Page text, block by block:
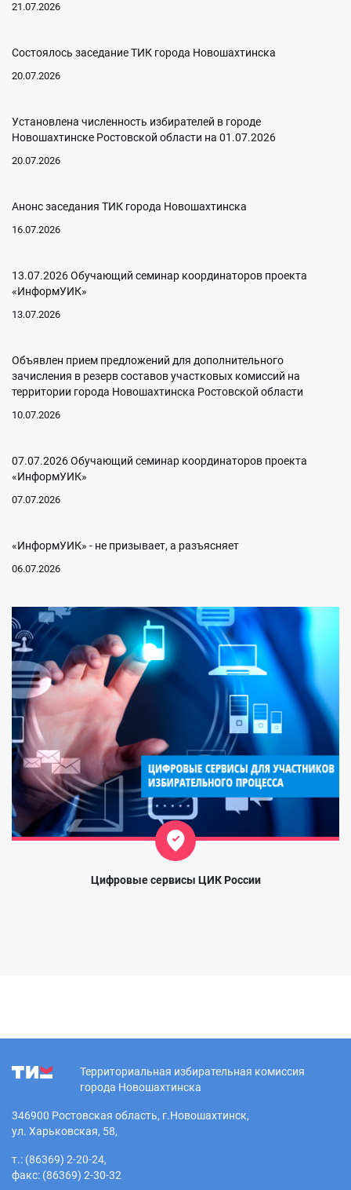
21.07.2026
Состоялось заседание ТИК города Новошахтинска
20.07.2026
Установлена численность избирателей в городе
Новошахтинске Ростовской области на 01.07.2026
20.07.2026
Анонс заседания ТИК города Новошахтинска
16.07.2026
13.07.2026 Обучающий семинар координаторов проекта
«ИнформУИК»
13.07.2026
Объявлен прием предложений для дополнительного
зачисления в резерв составов участковых комиссий на
территории города Новошахтинска Ростовской области
10.07.2026
07.07.2026 Обучающий семинар координаторов проекта
«ИнформУИК»
07.07.2026
«ИнформУИК» - не призывает, а разъясняет
06.07.2026
Цифровые сервисы ЦИК России
Территориальная избирательная комиссия
города Новошахтинска
346900 Ростовская область, г.Новошахтинск,
ул. Харьковская, 58,
т.: (86369) 2-20-24,
факс: (86369) 2-30-32